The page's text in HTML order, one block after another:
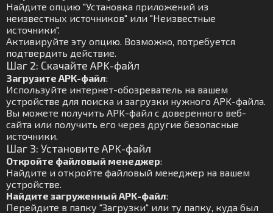
Найдите опцию "Установка приложений из
неизвестных источников" или "Неизвестные
источники".
Активируйте эту опцию. Возможно, потребуется
подтвердить действие.
Шаг 2: Скачайте APK-файл
Загрузите APK-файл:
Используйте интернет-обозреватель на вашем
устройстве для поиска и загрузки нужного APK-файла.
Вы можете получить APK-файл с доверенного веб-
сайта или получить его через другие безопасные
источники.
Шаг 3: Установите APK-файл
Откройте файловый менеджер:
Найдите и откройте файловый менеджер на вашем
устройстве.
Найдите загруженный APK-файл:
Перейдите в папку "Загрузки" или ту папку, куда был